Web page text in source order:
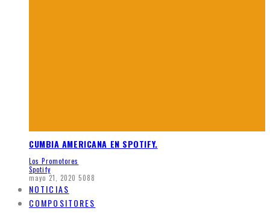
CUMBIA AMERICANA EN SPOTIFY.
Los Promotores
Spotify
mayo 21, 2020 5088
NOTICIAS
COMPOSITORES